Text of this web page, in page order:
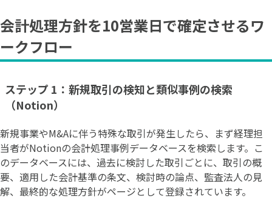
会計処理方針を10営業日で確定させるワ
ークフロー
ステップ 1：新規取引の検知と類似事例の検索
（Notion）
新規事業やM&Aに伴う特殊な取引が発生したら、まず経理担
当者がNotionの会計処理事例データベースを検索します。こ
のデータベースには、過去に検討した取引ごとに、取引の概
要、適用した会計基準の条文、検討時の論点、監査法人の見
解、最終的な処理方針がページとして登録されています。